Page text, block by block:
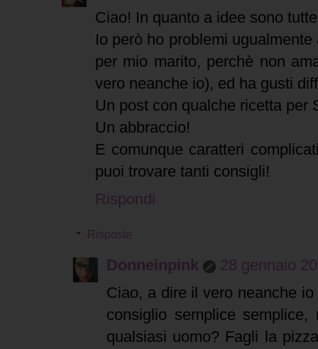
Ciao! In quanto a idee sono
Io però ho problemi
per mio marito, perchè non
vero neanche io), ed ha gusti
Un post con qualche ricetta per
Un abbraccio!
E comunque caratteri
puoi trovare tanti consigli!
Rispondi
Risposte
Donneinpink
28 gennaio
Ciao, a dire il vero neanche
consiglio semplice
qualsiasi uomo? Fagli la